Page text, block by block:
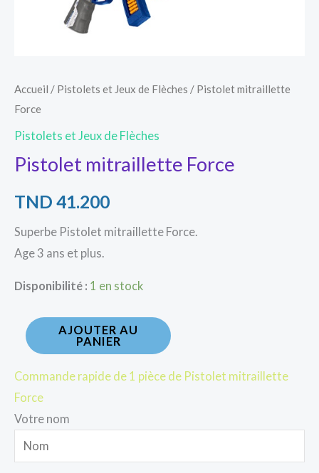
Accueil / Pistolets et Jeux de Flèches / Pistolet mitraillette
Force
Pistolets et Jeux de Flèches
Pistolet mitraillette Force
TND 41.200
Superbe Pistolet mitraillette Force.
Age 3 ans et plus.
Disponibilité : 1 en stock
AJOUTER AU
PANIER
Commande rapide de 1 pièce de Pistolet mitraillette
Force
Votre nom